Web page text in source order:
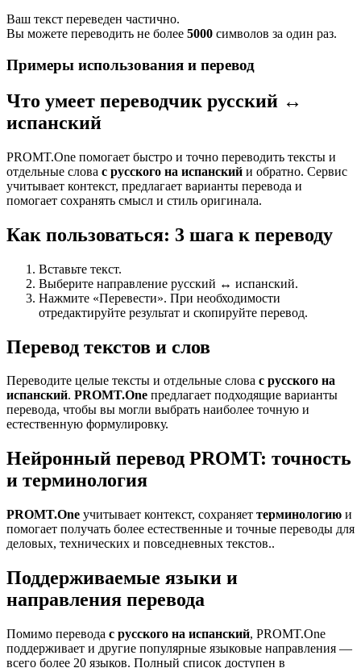
Ваш текст переведен частично.
Вы можете переводить не более 5000 символов за один раз.
Примеры использования и перевод
Что умеет переводчик русский ↔
испанский
PROMT.One помогает быстро и точно переводить тексты и
отдельные слова с русского на испанский и обратно. Сервис
учитывает контекст, предлагает варианты перевода и
помогает сохранять смысл и стиль оригинала.
Как пользоваться: 3 шага к переводу
Вставьте текст.
Выберите направление русский ↔ испанский.
Нажмите «Перевести». При необходимости
отредактируйте результат и скопируйте перевод.
Перевод текстов и слов
Переводите целые тексты и отдельные слова с русского на
испанский. PROMT.One предлагает подходящие варианты
перевода, чтобы вы могли выбрать наиболее точную и
естественную формулировку.
Нейронный перевод PROMT: точность
и терминология
PROMT.One учитывает контекст, сохраняет терминологию и
помогает получать более естественные и точные переводы для
деловых, технических и повседневных текстов..
Поддерживаемые языки и
направления перевода
Помимо перевода с русского на испанский, PROMT.One
поддерживает и другие популярные языковые направления —
всего более 20 языков. Полный список доступен в